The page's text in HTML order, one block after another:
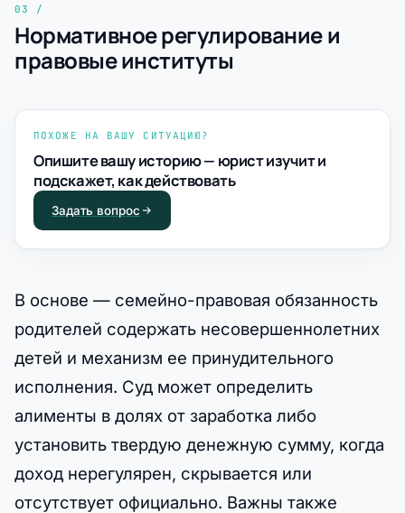
Нормативное регулирование и
правовые институты
ПОХОЖЕ НА ВАШУ СИТУАЦИЮ?
Опишите вашу историю — юрист изучит и
подскажет, как действовать
Задать вопрос
В основе — семейно-правовая обязанность
родителей содержать несовершеннолетних
детей и механизм ее принудительного
исполнения. Суд может определить
алименты в долях от заработка либо
установить твердую денежную сумму, когда
доход нерегулярен, скрывается или
отсутствует официально. Важны также